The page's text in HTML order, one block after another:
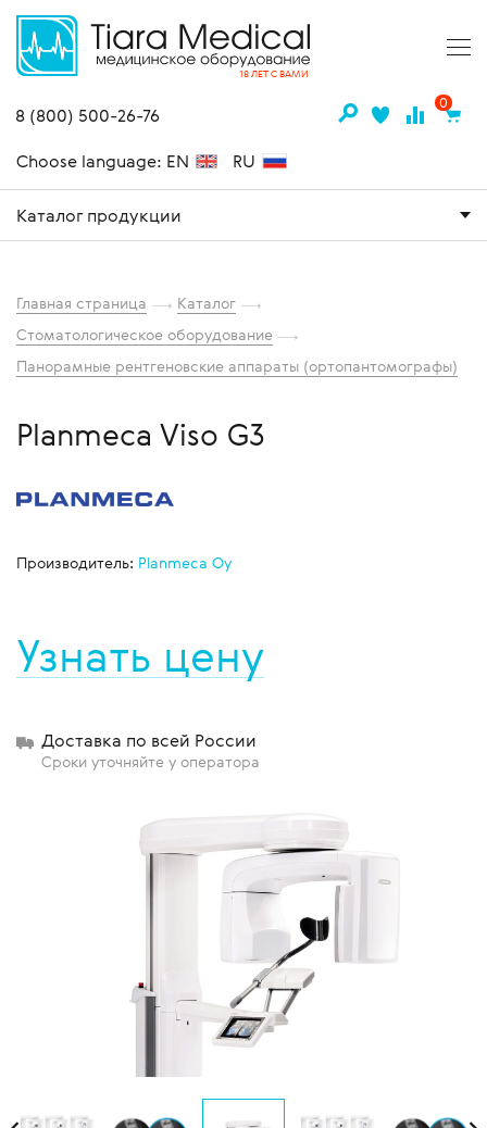
18 ЛЕТ С ВАМИ
8 (800) 500-26-76
0
Choose language: EN RU
Каталог продукции
Главная страница
Каталог
Стоматологическое оборудование
Панорамные рентгеновские аппараты (ортопантомографы)
Planmeca Viso G3
Производитель: Planmeca Oy
Узнать цену
Доставка по всей России
Сроки уточняйте у оператора